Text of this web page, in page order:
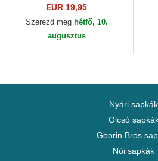
Essential New York Yankees
MLB New Era
EUR 19,95
Szerezd meg hétfő, 10.
augusztus
Nyári sapkák
Olcsó
Goorin Bros
Női sapkák